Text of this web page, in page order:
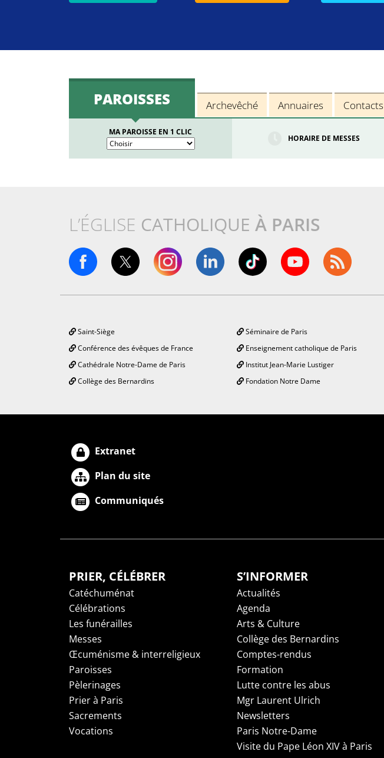
PAROISSES Archevêché Annuaires Contacts
MA PAROISSE EN 1 CLIC
HORAIRE DE MESSES
L’ÉGLISE CATHOLIQUE À PARIS
Saint-Siège
Conférence des évêques de France
Cathédrale Notre-Dame de Paris
Collège des Bernardins
Séminaire de Paris
Enseignement catholique de Paris
Institut Jean-Marie Lustiger
Fondation Notre Dame
Extranet
Plan du site
Communiqués
PRIER, CÉLÉBRER
Catéchuménat
Célébrations
Les funérailles
Messes
Œcuménisme & interreligieux
Paroisses
Pèlerinages
Prier à Paris
Sacrements
Vocations
S’INFORMER
Actualités
Agenda
Arts & Culture
Collège des Bernardins
Comptes-rendus
Formation
Lutte contre les abus
Mgr Laurent Ulrich
Newsletters
Paris Notre-Dame
Visite du Pape Léon XIV à Paris